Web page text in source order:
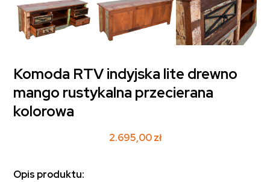
Komoda RTV indyjska lite drewno
mango rustykalna przecierana
kolorowa
2.695,00zł
Opis produktu: